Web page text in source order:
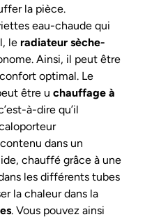
la pièce.
eau-chaude qui
le radiateur sèche-
Ainsi, il peut être
optimal. Le
être u chauffage à
à-dire qu’il
dans un
chauffé grâce à une
les différents tubes
la chaleur dans la
. Vous pouvez ainsi